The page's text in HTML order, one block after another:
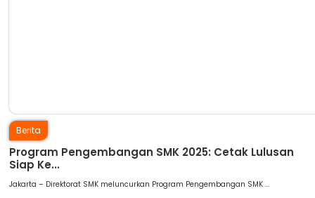
Berita
Program Pengembangan SMK 2025: Cetak Lulusan
Siap Ke...
Jakarta – Direktorat SMK meluncurkan Program Pengembangan SMK ...